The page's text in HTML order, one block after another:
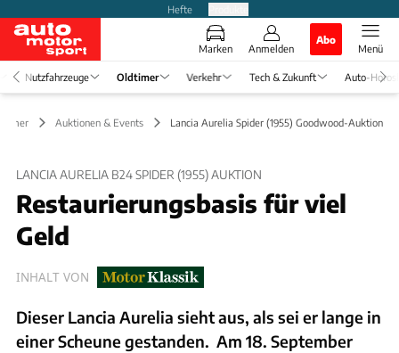
Hefte
Marken Anmelden
Abo
Menü
Nutzfahrzeuge Oldtimer Verkehr Tech & Zukunft Auto-
Auktionen & Events Lancia Aurelia Spider (1955) Goodwood-Auktion
LANCIA AURELIA B24 SPIDER (1955) AUKTION
Restaurierungsbasis für viel
Geld
INHALT VON
Dieser Lancia Aurelia sieht aus, als sei er lange in
einer Scheune gestanden. Am 18. September